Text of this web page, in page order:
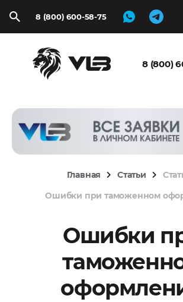
8 (800) 600-58-75
8 (800)
Главная Статьи
Ошибки при таможенном
Ошибки
Запросить
расчёт
Файл